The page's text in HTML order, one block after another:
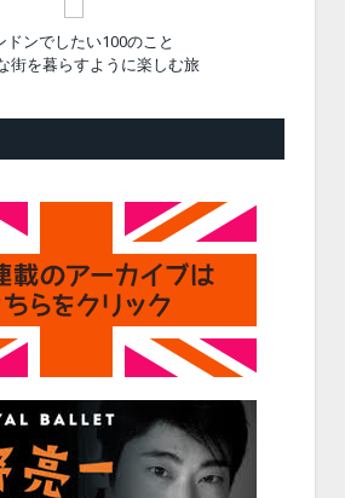
ドンでしたい100のこと
街を暮らすように楽しむ旅